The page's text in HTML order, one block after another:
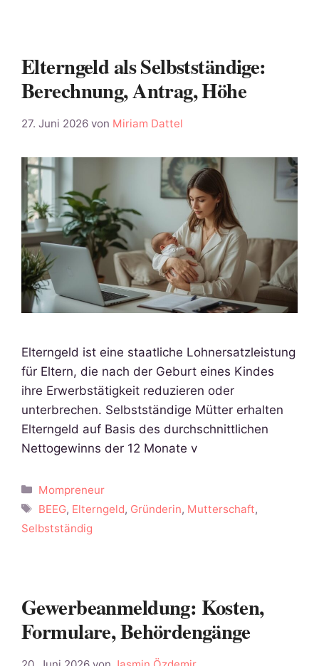
Elterngeld als Selbstständige:
Berechnung, Antrag, Höhe
27. Juni 2026 von Miriam Dattel
Elterngeld ist eine staatliche Lohnersatzleistung
für Eltern, die nach der Geburt eines Kindes
ihre Erwerbstätigkeit reduzieren oder
unterbrechen. Selbstständige Mütter erhalten
Elterngeld auf Basis des durchschnittlichen
Nettogewinns der 12 Monate v
Kategorien
Mompreneur
Schlagwörter
BEEG, Elterngeld, Gründerin, Mutterschaft,
Selbstständig
Gewerbeanmeldung: Kosten,
Formulare, Behördengänge